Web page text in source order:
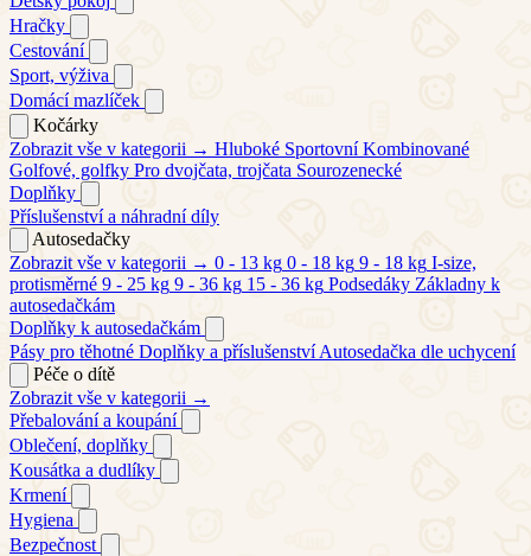
Hračky
Cestování
Sport, výživa
Domácí mazlíček
Kočárky
Zobrazit vše v kategorii → Hluboké Sportovní Kombinované
Golfové, golfky Pro dvojčata, trojčata Sourozenecké
Doplňky
Příslušenství a náhradní díly
Autosedačky
Zobrazit vše v kategorii → 0 - 13 kg 0 - 18 kg 9 - 18 kg I-size,
protisměrné 9 - 25 kg 9 - 36 kg 15 - 36 kg Podsedáky Základny k
autosedačkám
Doplňky k autosedačkám
Pásy pro těhotné Doplňky a příslušenství Autosedačka dle uchycení
Péče o dítě
Zobrazit vše v kategorii →
Přebalování a koupání
Oblečení, doplňky
Kousátka a dudlíky
Krmení
Hygiena
Bezpečnost